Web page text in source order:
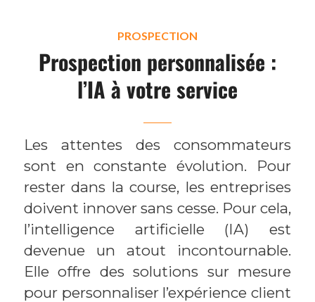
PROSPECTION
Prospection personnalisée :
l’IA à votre service
Les attentes des consommateurs
sont en constante évolution. Pour
rester dans la course, les entreprises
doivent innover sans cesse. Pour cela,
l’intelligence artificielle (IA) est
devenue un atout incontournable.
Elle offre des solutions sur mesure
pour personnaliser l’expérience client